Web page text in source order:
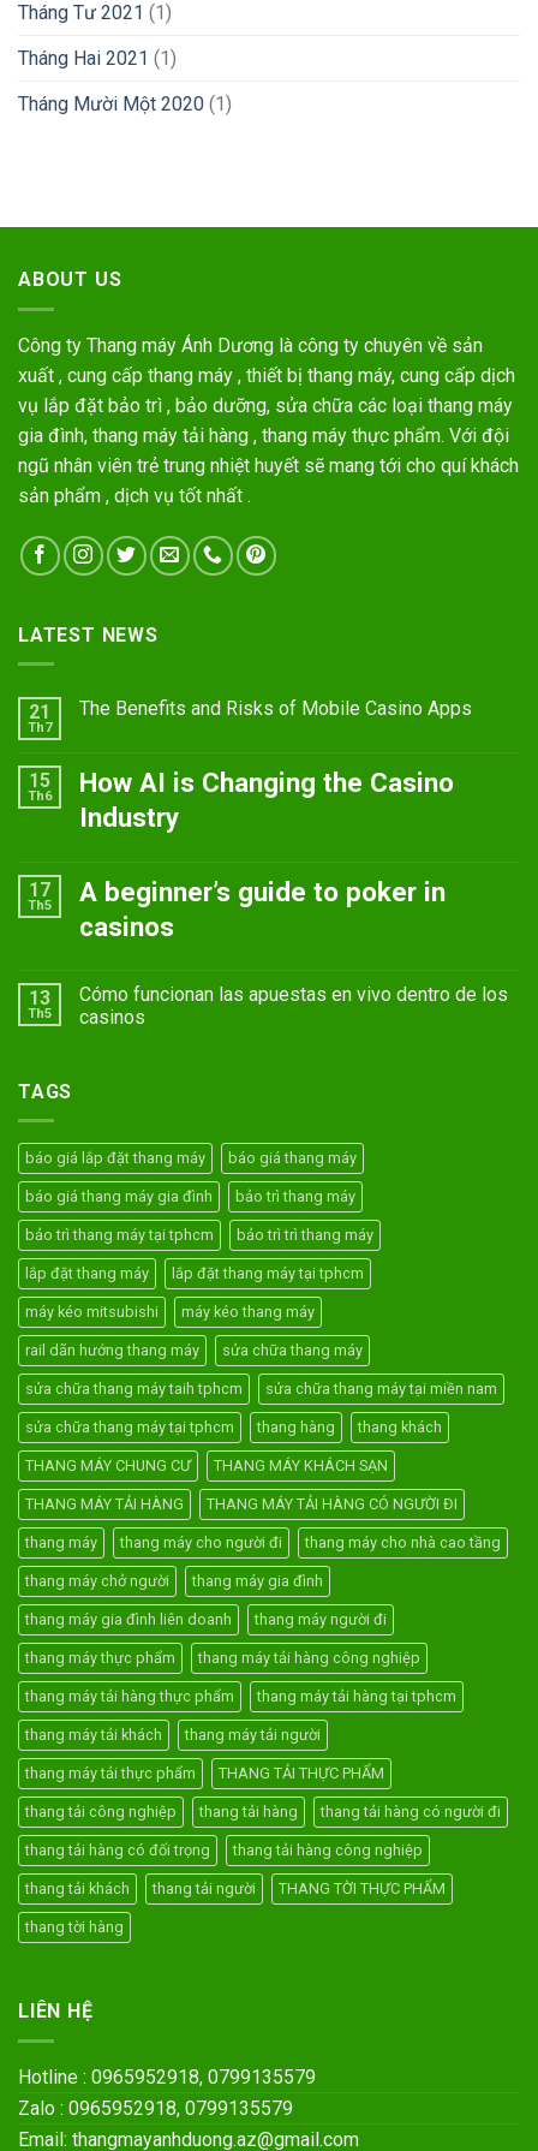
Tháng Tư 2021 (1)
Tháng Hai 2021 (1)
Tháng Mười Một 2020 (1)
ABOUT US
Công ty Thang máy Ánh Dương là công ty chuyên về sản
xuất , cung cấp thang máy , thiết bị thang máy, cung cấp dịch
vụ lắp đặt bảo trì , bảo dưỡng, sửa chữa các loại thang máy
gia đình, thang máy tải hàng , thang máy thực phẩm. Với đội
ngũ nhân viên trẻ trung nhiệt huyết sẽ mang tới cho quí khách
sản phẩm , dịch vụ tốt nhất .
LATEST NEWS
21
Th7
The Benefits and Risks of Mobile Casino Apps
15
Th6
How AI is Changing the Casino
Industry
17
Th5
A beginner’s guide to poker in
casinos
13
Th5
Cómo funcionan las apuestas en vivo dentro de los
casinos
TAGS
báo giá lắp đặt thang máy báo giá thang máy
báo giá thang máy gia đình bảo trì thang máy
bảo trì thang máy tại tphcm bảo trì trì thang máy
lắp đặt thang máy lắp đặt thang máy tại tphcm
máy kéo mitsubishi máy kéo thang máy
rail dãn hướng thang máy sửa chữa thang máy
sửa chữa thang máy taih tphcm sửa chữa thang máy tại miền nam
sửa chữa thang máy tại tphcm thang hàng thang khách
THANG MÁY CHUNG CƯ THANG MÁY KHÁCH SẠN
THANG MÁY TẢI HÀNG THANG MÁY TẢI HÀNG CÓ NGƯỜI ĐI
thang máy thang máy cho người đi thang máy cho nhà cao tầng
thang máy chở người thang máy gia đình
thang máy gia đình liên doanh thang máy người đi
thang máy thực phẩm thang máy tải hàng công nghiệp
thang máy tải hàng thực phẩm thang máy tải hàng tại tphcm
thang máy tải khách thang máy tải người
thang máy tải thực phẩm THANG TẢI THỰC PHẨM
thang tải công nghiệp thang tải hàng thang tải hàng có người đi
thang tải hàng có đối trọng thang tải hàng công nghiệp
thang tải khách thang tải người THANG TỜI THỰC PHẨM
thang tời hàng
LIÊN HỆ
Hotline : 0965952918, 0799135579
Zalo : 0965952918, 0799135579
Email: thangmayanhduong.az@gmail.com